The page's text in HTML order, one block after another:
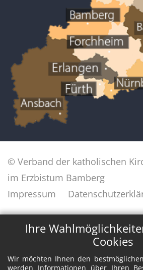
Ihre
Cookies
Wir möchten Ihnen den
werden Informationen über Ihren
© Verband der katholischen
im Erzbistum Bamberg
Impressum